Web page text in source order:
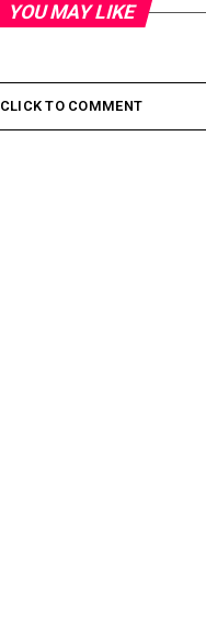
YOU MAY LIKE
CLICK TO COMMENT